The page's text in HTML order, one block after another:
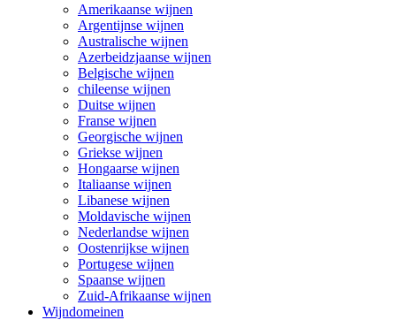
Amerikaanse wijnen
Argentijnse wijnen
Australische wijnen
Azerbeidzjaanse wijnen
Belgische wijnen
chileense wijnen
Duitse wijnen
Franse wijnen
Georgische wijnen
Griekse wijnen
Hongaarse wijnen
Italiaanse wijnen
Libanese wijnen
Moldavische wijnen
Nederlandse wijnen
Oostenrijkse wijnen
Portugese wijnen
Spaanse wijnen
Zuid-Afrikaanse wijnen
Wijndomeinen